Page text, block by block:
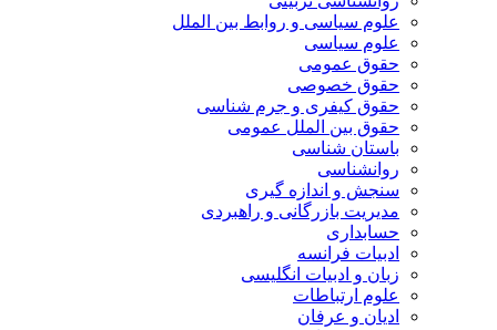
علوم سیاسی و روابط بین الملل
علوم سیاسی
حقوق عمومی
حقوق خصوصی
حقوق کیفری و جرم شناسی
حقوق بین الملل عمومی
باستان شناسی
روانشناسی
سنجش و اندازه گیری
مدیریت بازرگانی و راهبردی
حسابداری
ادبیات فرانسه
زبان و ادبیات انگلیسی
علوم ارتباطات
ادیان و عرفان